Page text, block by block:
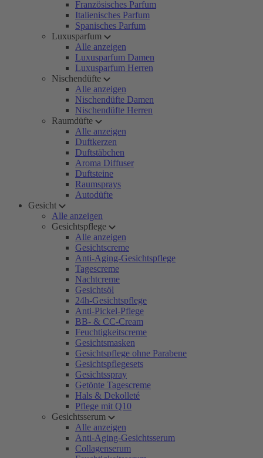
Französisches Parfum
Italienisches Parfum
Spanisches Parfum
Luxusparfum
Alle anzeigen
Luxusparfum Damen
Luxusparfum Herren
Nischendüfte
Alle anzeigen
Nischendüfte Damen
Nischendüfte Herren
Raumdüfte
Alle anzeigen
Duftkerzen
Duftstäbchen
Aroma Diffuser
Duftsteine
Raumsprays
Autodüfte
Gesicht
Alle anzeigen
Gesichtspflege
Alle anzeigen
Gesichtscreme
Anti-Aging-Gesichtspflege
Tagescreme
Nachtcreme
Gesichtsöl
24h-Gesichtspflege
Anti-Pickel-Pflege
BB- & CC-Cream
Feuchtigkeitscreme
Gesichtsmasken
Gesichtspflege ohne Parabene
Gesichtspflegesets
Gesichtsspray
Getönte Tagescreme
Hals & Dekolleté
Pflege mit Q10
Gesichtsserum
Alle anzeigen
Anti-Aging-Gesichtsserum
Collagenserum